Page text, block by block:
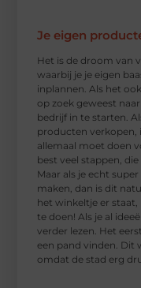
Je eigen
Het is de droom van
waarbij je je eigen
inplannen. Als het
op zoek geweest
bedrijf in te starten.
producten verkopen,
allemaal moet doen
best veel stappen,
Maar als je echt
maken, dan is dit
het winkeltje er
te doen! Als je al
verder lezen. Het
een pand vinden. Dit
omdat de stad erg